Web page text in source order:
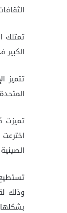
تمتلك
تتميز
تميزت
وذلك